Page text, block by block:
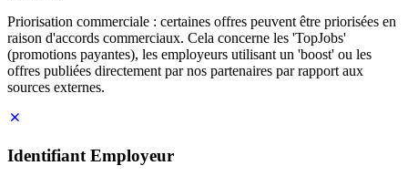
Priorisation commerciale : certaines offres peuvent être priorisées en
raison d'accords commerciaux. Cela concerne les 'TopJobs'
(promotions payantes), les employeurs utilisant un 'boost' ou les
offres publiées directement par nos partenaires par rapport aux
sources externes.
Identifiant Employeur